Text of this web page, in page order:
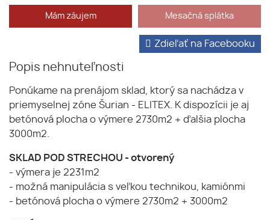
Mám záujem Mesačná splátka
Popis nehnuteľnosti
Zdieľať na Facebooku
Ponúkame na prenájom sklad, ktorý sa nachádza v
priemyselnej zóne Šurian - ELITEX. K dispozícii je aj
betónová plocha o výmere 2730m2 + ďalšia plocha
3000m2.
SKLAD POD STRECHOU - otvorený
- výmera je 2231m2
- možná manipulácia s veľkou technikou, kamiónmi
- betónová plocha o výmere 2730m2 + 3000m2